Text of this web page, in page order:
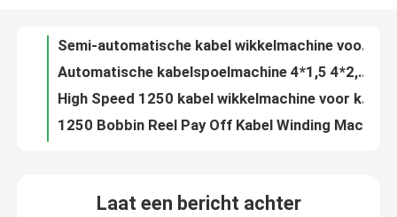
Fabriekstocht
Kwaliteitscontrole
200m/min 1250 Automatische draad wikkelmachine met 1250mm pay-off
1250 Automatische draadspoelmachine PVC PE-kabelverpakkingsmachine voor kabel 4*2.5
4*1,5 4*2,5 Kabelrolmachine 200m/min Draadwrappingsmachine
Automatische grote koperdraad tekenmachine / aluminium tekenmachine met online annealer
Laat een bericht achter